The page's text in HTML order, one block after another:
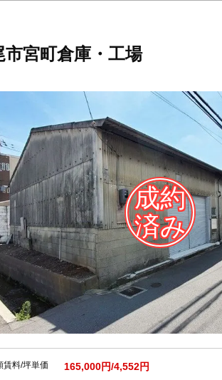
市宮町倉庫・工場
賃料/坪単価 165,000円/4,552円